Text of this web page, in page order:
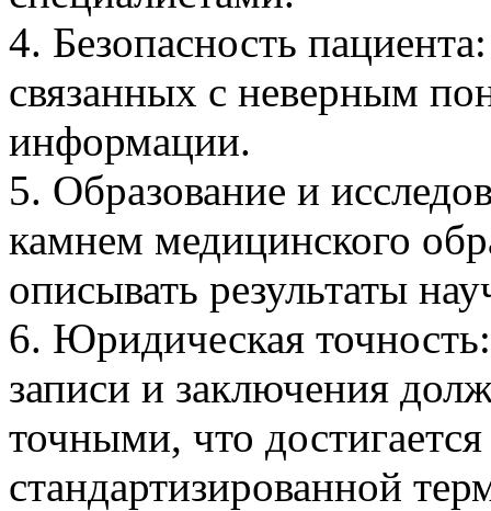
4. Безопасность
связанных с неверным
информации.
5. Образование и
камнем медицинского
описывать результаты
6. Юридическая
записи и заключения
точными, что
стандартизированной